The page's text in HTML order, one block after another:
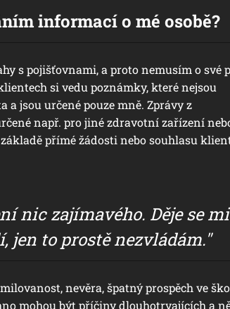
informací o mé osobě?
s pojišťovnami, a proto nemusím o své
si vedu poznámky, které nejsou
a jsou určené pouze mně. Zprávy z
např. pro jiné zdravotní zařízení
přímé žádosti nebo souhlasu
nic zajímavého. Děje se
jen to prostě nezvládám."
nevěra, špatný prospěch ve
mohou být příčiny dlouhotrvajících a